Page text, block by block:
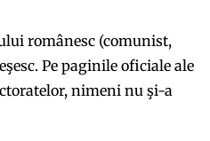
românesc (comunist,
Pe paginile oficiale ale
nimeni nu şi-a